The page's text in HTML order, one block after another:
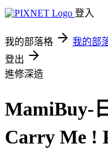
登入
我的部落格 我的部
登出
進修深造
MamiBuy-
Carry Me !